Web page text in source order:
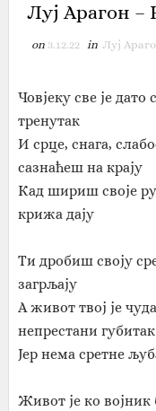
Луј Арагон
on 3.12.22 in Луј
Човјеку све је дато
тренутак
И срце, снага,
сазнаћеш на крају
Кад шириш своје
крижа дају
Ти дробиш своју
загрљају
А живот твој је
непрестани губитак
Јер нема сретне
Живот је ко